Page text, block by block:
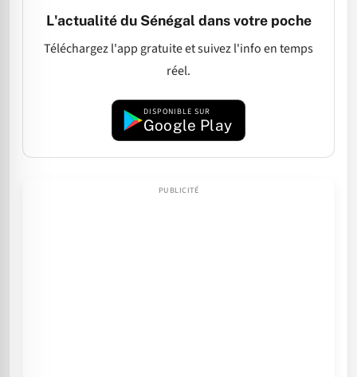
L'actualité du Sénégal dans votre poche
Téléchargez l'app gratuite et suivez l'info en temps
réel.
DISPONIBLE SUR
Google Play